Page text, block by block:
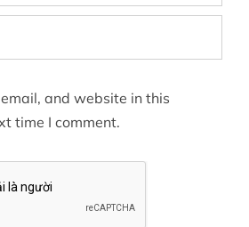
and website in this
time I comment.